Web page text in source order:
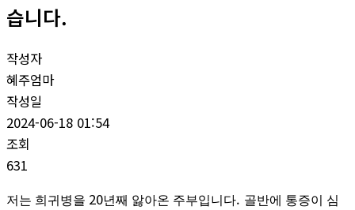
습니다.
작성자
혜주엄마
작성일
2024-06-18 01:54
조회
631
저는 희귀병을 20년째 앓아온 주부입니다. 골반에 통증이 심